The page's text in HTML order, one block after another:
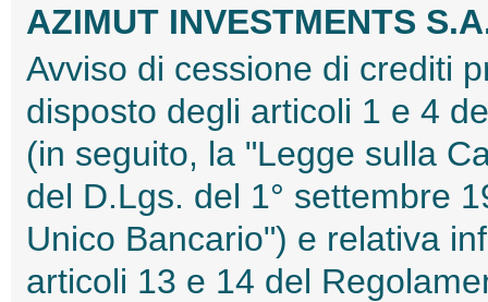
AZIMUT INVESTMENTS
Avviso di cessione di crediti
disposto degli articoli 1 e 4
(in seguito, la "Legge sulla
del D.Lgs. del 1° settembre
Unico Bancario") e relativa
articoli 13 e 14 del